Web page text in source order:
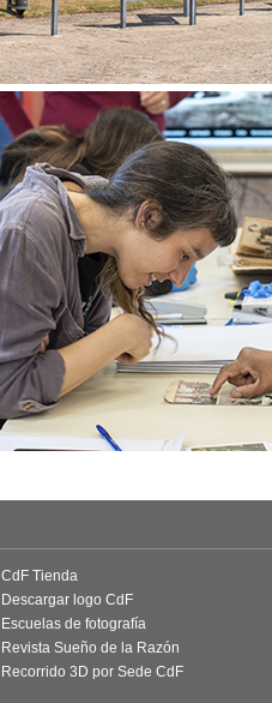
CdF Tienda
Descargar logo CdF
Escuelas de fotografía
Revista Sueño de la Razón
Recorrido 3D por Sede CdF